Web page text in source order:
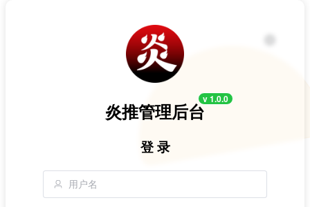
炎推管理后台
v 1.0.0
登 录